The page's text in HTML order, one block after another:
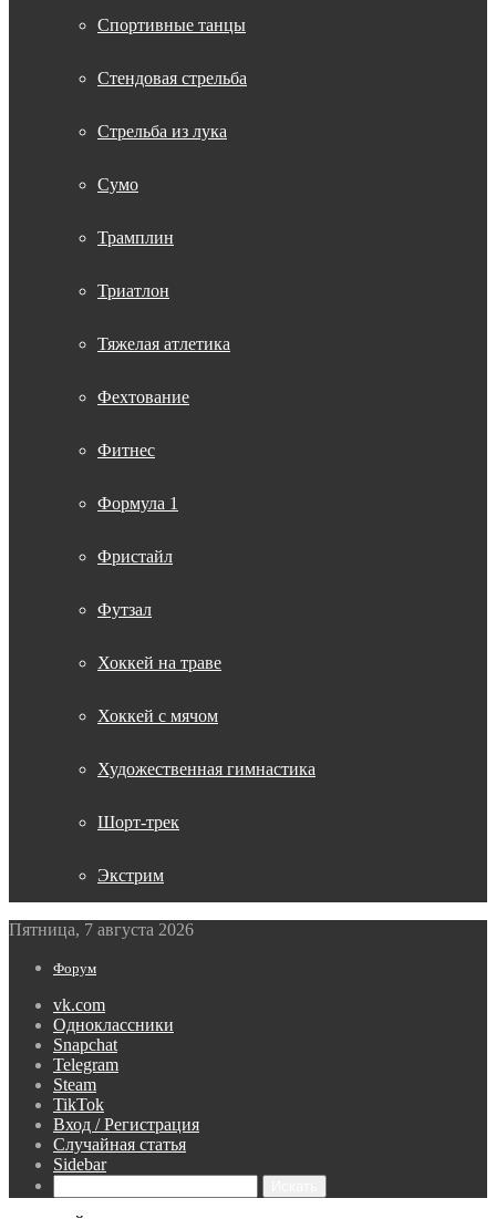
Спортивные танцы
Стендовая стрельба
Стрельба из лука
Сумо
Трамплин
Триатлон
Тяжелая атлетика
Фехтование
Фитнес
Формула 1
Фристайл
Футзал
Хоккей на траве
Хоккей с мячом
Художественная гимнастика
Шорт-трек
Экстрим
Пятница, 7 августа 2026
Форум
vk.com
Одноклассники
Snapchat
Telegram
Steam
TikTok
Вход / Регистрация
Случайная статья
Sidebar